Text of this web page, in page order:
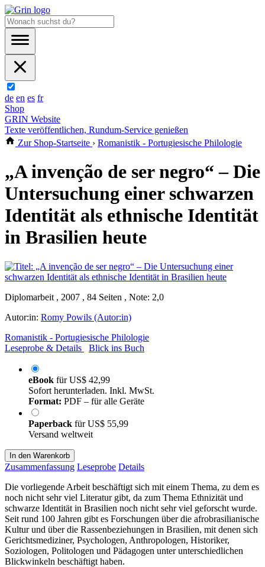
de en es fr
Shop
GRIN Website
Texte veröffentlichen, Rundum-Service genießen
Zur Shop-Startseite › Romanistik - Portugiesische Philologie
„A invenção de ser negro“ – Die
Untersuchung einer schwarzen
Identität als ethnische Identität
in Brasilien heute
Diplomarbeit , 2007 , 84 Seiten , Note: 2,0
Autor:in: Romy Powils (Autor:in)
Romanistik - Portugiesische Philologie
Leseprobe & Details
Blick ins Buch
eBook fürUS$ 42,99
Sofort herunterladen. Inkl. MwSt.
Format: PDF – für alle Geräte
Paperback fürUS$ 55,99
Versand weltweit
In den Warenkorb
Zusammenfassung Leseprobe Details
Die vorliegende Arbeit beschäftigt sich mit einem Thema, zu dem es
noch nicht sehr viel Literatur gibt, da zum Thema Ethnizität und
schwarze Identität in Brasilien noch nicht sehr viel geforscht wurde.
Seit rund 100 Jahren gibt es Forschungen über die afrobrasilianische
Kultur und über die Rassenbeziehungen in Brasilien, mit denen sich
Gerichtsmediziner, Psychologen, Anthropologen, Historiker,
Soziologen, Politologen und Pädagogen unter unterschiedlichen
Blickwinkeln beschäftigt haben.